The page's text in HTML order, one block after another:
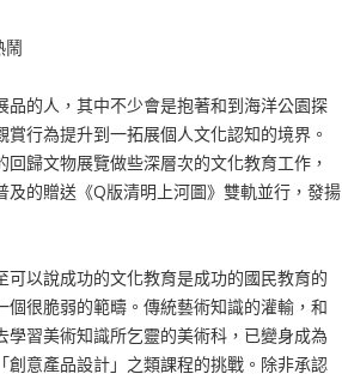
鬧
的人，其中不少會是抱著和到海洋公園探
行為提升到一拓展個人文化認知的境界。
歸文物展覽做些深層次的文化教育工作，
的贈送《Q版清明上河圖》雙軌並行，發揚
以說成功的文化教育是成功的國民教育的
很脆弱的範疇。傳統藝術知識的灌輸，和
習美術知識所乞靈的美術科，已變身成為
意產品設計」之類課程的挑戰。除非承認